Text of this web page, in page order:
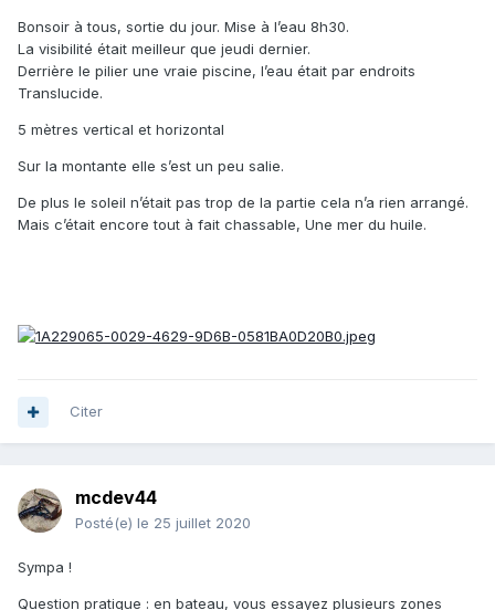
Bonsoir à tous, sortie du jour. Mise à l’eau 8h30.
La visibilité était meilleur que jeudi dernier.
Derrière le pilier une vraie piscine, l’eau était par endroits
Translucide.
5 mètres vertical et horizontal
Sur la montante elle s’est un peu salie.
De plus le soleil n’était pas trop de la partie cela n’a rien arrangé.
Mais c’était encore tout à fait chassable, Une mer du huile.
Citer
mcdev44
Posté(e) le 25 juillet 2020
Sympa !
Question pratique : en bateau, vous essayez plusieurs zones